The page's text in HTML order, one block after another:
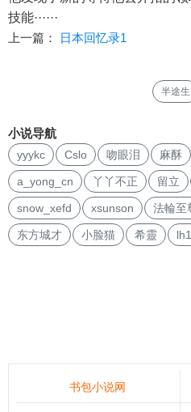
技能······
上一篇：
日本回忆录1
半途生
小说导航
yyykc Cslo 吻眼泪 麻酥
a_yong_cn 丫丫不正 留立
snow_xefd xsunson 法輪至
东方城才 小脸猫 希靈
书包小说网